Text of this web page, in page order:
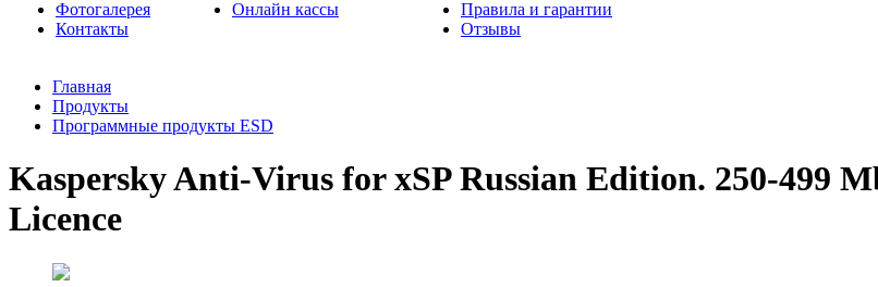
Фотогалерея
Контакты
Онлайн кассы
Правила и гарантии
Отзывы
Главная
Продукты
Программные продукты ESD
Kaspersky Anti-Virus for xSP Russian Edition. 250-499
Licence